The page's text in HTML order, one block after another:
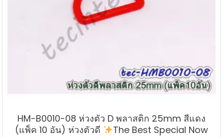
HM-B0010-08 ห่วงตัว D พลาสติก 25mm สีแดง
(แพ็ค 10 อัน) ห่วงตัวดี
The Best Special Now